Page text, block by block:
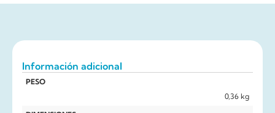
Información adicional
PESO
0,36 kg